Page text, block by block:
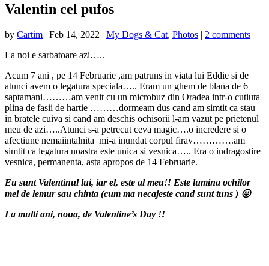
Valentin cel pufos
by Cartim | Feb 14, 2022 | My Dogs & Cat, Photos | 2 comments
La noi e sarbatoare azi…..
Acum 7 ani , pe 14 Februarie ,am patruns in viata lui Eddie si de
atunci avem o legatura speciala….. Eram un ghem de blana de 6
saptamani………am venit cu un microbuz din Oradea intr-o cutiuta
plina de fasii de hartie ………dormeam dus cand am simtit ca stau
in bratele cuiva si cand am deschis ochisorii l-am vazut pe prietenul
meu de azi…..Atunci s-a petrecut ceva magic….o incredere si o
afectiune nemaiintalnita mi-a inundat corpul firav………….am
simtit ca legatura noastra este unica si vesnica….. Era o indragostire
vesnica, permanenta, asta apropos de 14 Februarie.
Eu sunt Valentinul lui, iar el, este al meu!! Este lumina ochilor
mei de lemur sau chinta (cum ma necajeste cand sunt tuns ) 😛
La multi ani, noua, de Valentine’s Day !!